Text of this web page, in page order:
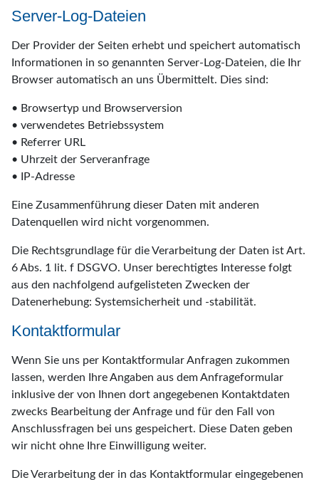
Server-Log-Dateien
Der Provider der Seiten erhebt und speichert automatisch
Informationen in so genannten Server-Log-Dateien, die Ihr
Browser automatisch an uns Übermittelt. Dies sind:
• Browsertyp und Browserversion
• verwendetes Betriebssystem
• Referrer URL
• Uhrzeit der Serveranfrage
• IP-Adresse
Eine Zusammenführung dieser Daten mit anderen
Datenquellen wird nicht vorgenommen.
Die Rechtsgrundlage für die Verarbeitung der Daten ist Art.
6 Abs. 1 lit. f DSGVO. Unser berechtigtes Interesse folgt
aus den nachfolgend aufgelisteten Zwecken der
Datenerhebung: Systemsicherheit und -stabilität.
Kontaktformular
Wenn Sie uns per Kontaktformular Anfragen zukommen
lassen, werden Ihre Angaben aus dem Anfrageformular
inklusive der von Ihnen dort angegebenen Kontaktdaten
zwecks Bearbeitung der Anfrage und für den Fall von
Anschlussfragen bei uns gespeichert. Diese Daten geben
wir nicht ohne Ihre Einwilligung weiter.
Die Verarbeitung der in das Kontaktformular eingegebenen